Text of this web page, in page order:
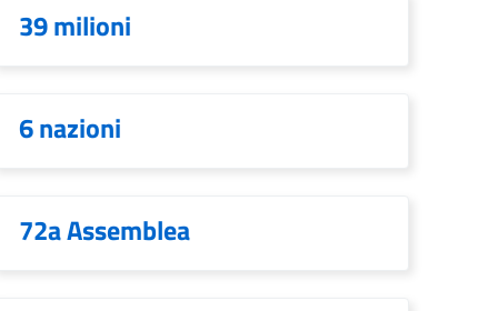
39 milioni
6 nazioni
72a Assemblea